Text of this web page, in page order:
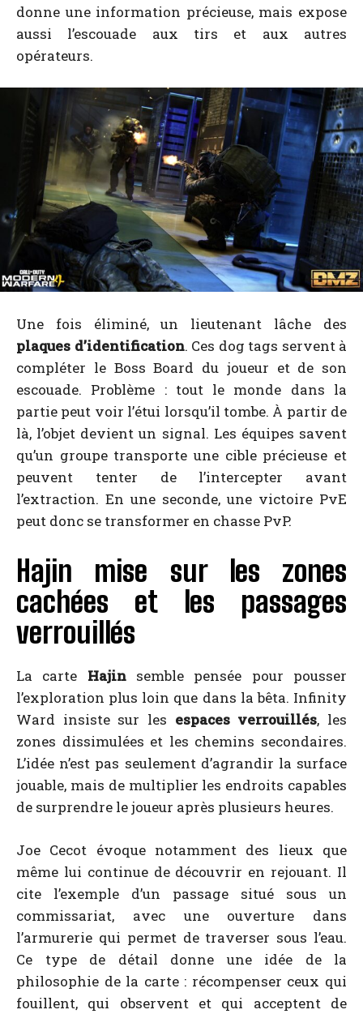
donne une information précieuse, mais expose
aussi l’escouade aux tirs et aux autres
opérateurs.
Une fois éliminé, un lieutenant lâche des
plaques d’identification. Ces dog tags servent à
compléter le Boss Board du joueur et de son
escouade. Problème : tout le monde dans la
partie peut voir l’étui lorsqu’il tombe. À partir de
là, l’objet devient un signal. Les équipes savent
qu’un groupe transporte une cible précieuse et
peuvent tenter de l’intercepter avant
l’extraction. En une seconde, une victoire PvE
peut donc se transformer en chasse PvP.
Hajin mise sur les zones
cachées et les passages
verrouillés
La carte Hajinsemble pensée pour pousser
l’exploration plus loin que dans la bêta. Infinity
Ward insiste sur les espaces verrouillés, les
zones dissimulées et les chemins secondaires.
L’idée n’est pas seulement d’agrandir la surface
jouable, mais de multiplier les endroits capables
de surprendre le joueur après plusieurs heures.
Joe Cecot évoque notamment des lieux que
même lui continue de découvrir en rejouant. Il
cite l’exemple d’un passage situé sous un
commissariat, avec une ouverture dans
l’armurerie qui permet de traverser sous l’eau.
Ce type de détail donne une idée de la
philosophie de la carte : récompenser ceux qui
fouillent, qui observent et qui acceptent de